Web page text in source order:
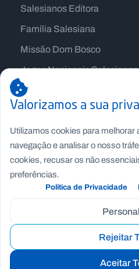
Salesianos Editora
Família Salesiana
Missão Dom Bosco
Jogos Nacionais Salesianos
Copyright © Fundação
Canal de
Politica de Cookies
Valorizamos a sua
Utilizamos cookies para melhorar
navegação e analisar o nosso
cookies, recusar os não
preferências.
Política de Privacidade
Rejeitar
Aceitar